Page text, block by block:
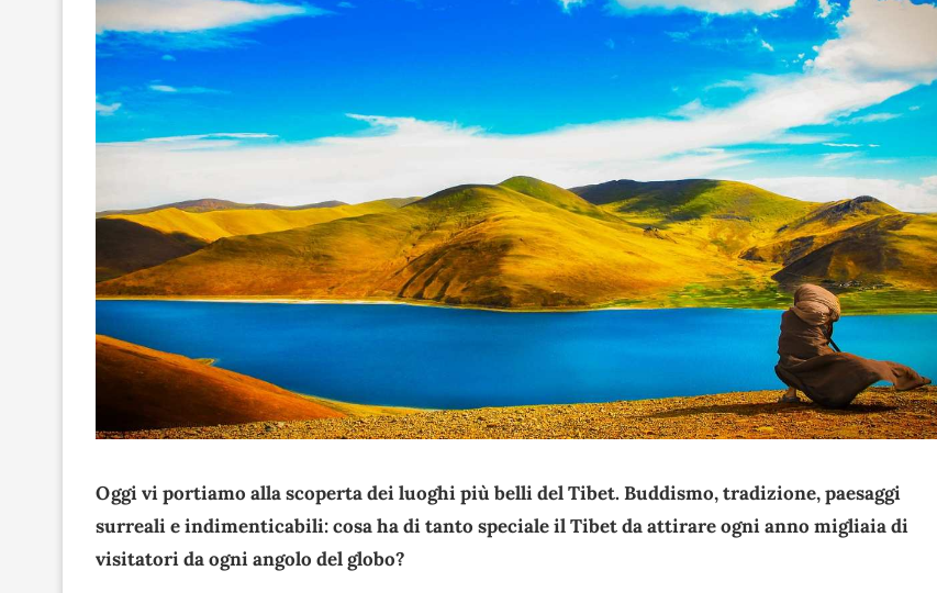
Oggi vi portiamo alla scoperta dei luoghi più belli del Tibet. Buddismo, tradizione, paesaggi
surreali e indimenticabili: cosa ha di tanto speciale il Tibet da attirare ogni anno migliaia di
visitatori da ogni angolo del globo?